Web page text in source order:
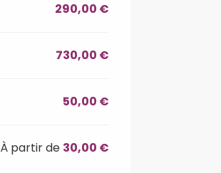
290,00 €
730,00 €
50,00 €
À partir de 30,00 €